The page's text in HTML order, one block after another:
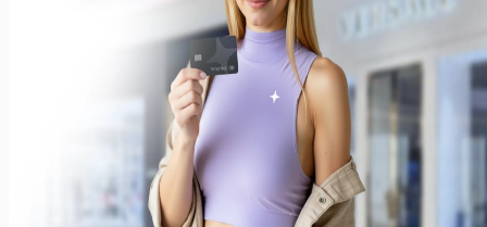
неделю или месяц. Просто укажите, как было бы
комфортно вам — мы сделаем все, чтобы
предоставить вам лучшие условия!
Примеры заработков